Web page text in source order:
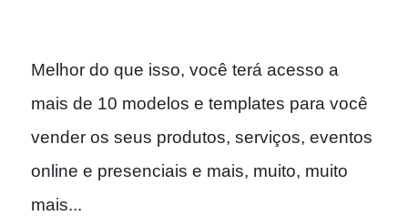
Melhor do que isso, você terá acesso a
mais de 10 modelos e templates para você
vender os seus produtos, serviços, eventos
online e presenciais e mais, muito, muito
mais...